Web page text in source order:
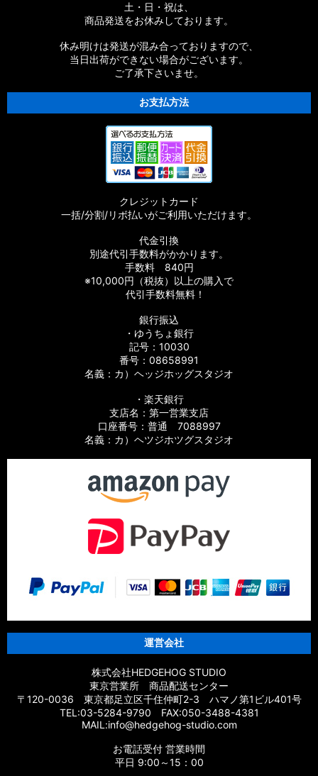
土・日・祝は、
商品発送をお休みしております。
休み明けは発送が混み合っておりますので、
当日出荷ができない場合がございます。
ご了承下さいませ。
お支払方法
クレジットカード
一括/分割/リボ払いがご利用いただけます。
代金引換
別途代引手数料がかかります。
手数料 840円
※10,000円（税抜）以上の購入で
代引手数料無料！
銀行振込
・ゆうちょ銀行
記号：10030
番号：08658991
名義：カ）ヘッジホッグスタジオ
・楽天銀行
支店名：第一営業支店
口座番号：普通 7088997
名義：カ）ヘツジホツグスタジオ
運営会社
株式会社HEDGEHOG STUDIO
東京営業所 商品配送センター
〒120-0036 東京都足立区千住仲町2-3 ハマノ第1ビル401号
TEL:03-5284-9790 FAX:050-3488-4381
MAIL:info@hedgehog-studio.com
お電話受付 営業時間
平日 9:00～15：00